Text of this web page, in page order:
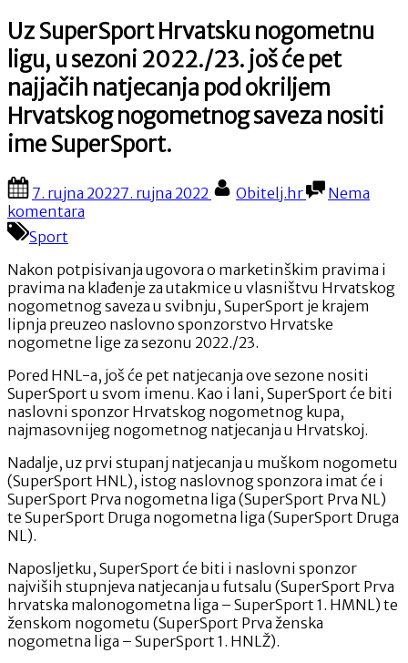
Uz SuperSport Hrvatsku nogometnu
ligu, u sezoni 2022./23. još će pet
najjačih natjecanja pod okriljem
Hrvatskog nogometnog saveza nositi
ime SuperSport.
Posted
on
7. rujna 20227. rujna 2022 By
Obitelj.hr
Nema
komentara
Hrvatsku
nogometnu
ligu,
u
sezoni
2022./23.
još
će
pet
najjačih
pod
okriljem
Hrvatskog
nogometnog
ime
SuperSport.
Sport
Nakon potpisivanja ugovora o marketinškim pravima i
pravima na klađenje za utakmice u vlasništvu Hrvatskog
nogometnog saveza u svibnju, SuperSport je krajem
lipnja preuzeo naslovno sponzorstvo Hrvatske
nogometne lige za sezonu 2022./23.
Pored HNL-a, još će pet natjecanja ove sezone nositi
SuperSport u svom imenu. Kao i lani, SuperSport će biti
naslovni sponzor Hrvatskog nogometnog kupa,
najmasovnijeg nogometnog natjecanja u Hrvatskoj.
Nadalje, uz prvi stupanj natjecanja u muškom nogometu
(SuperSport HNL), istog naslovnog sponzora imat će i
SuperSport Prva nogometna liga (SuperSport Prva NL)
te SuperSport Druga nogometna liga (SuperSport Druga
NL).
Naposljetku, SuperSport će biti i naslovni sponzor
najviših stupnjeva natjecanja u futsalu (SuperSport Prva
hrvatska malonogometna liga – SuperSport 1. HMNL) te
ženskom nogometu (SuperSport Prva ženska
nogometna liga – SuperSport 1. HNLŽ).